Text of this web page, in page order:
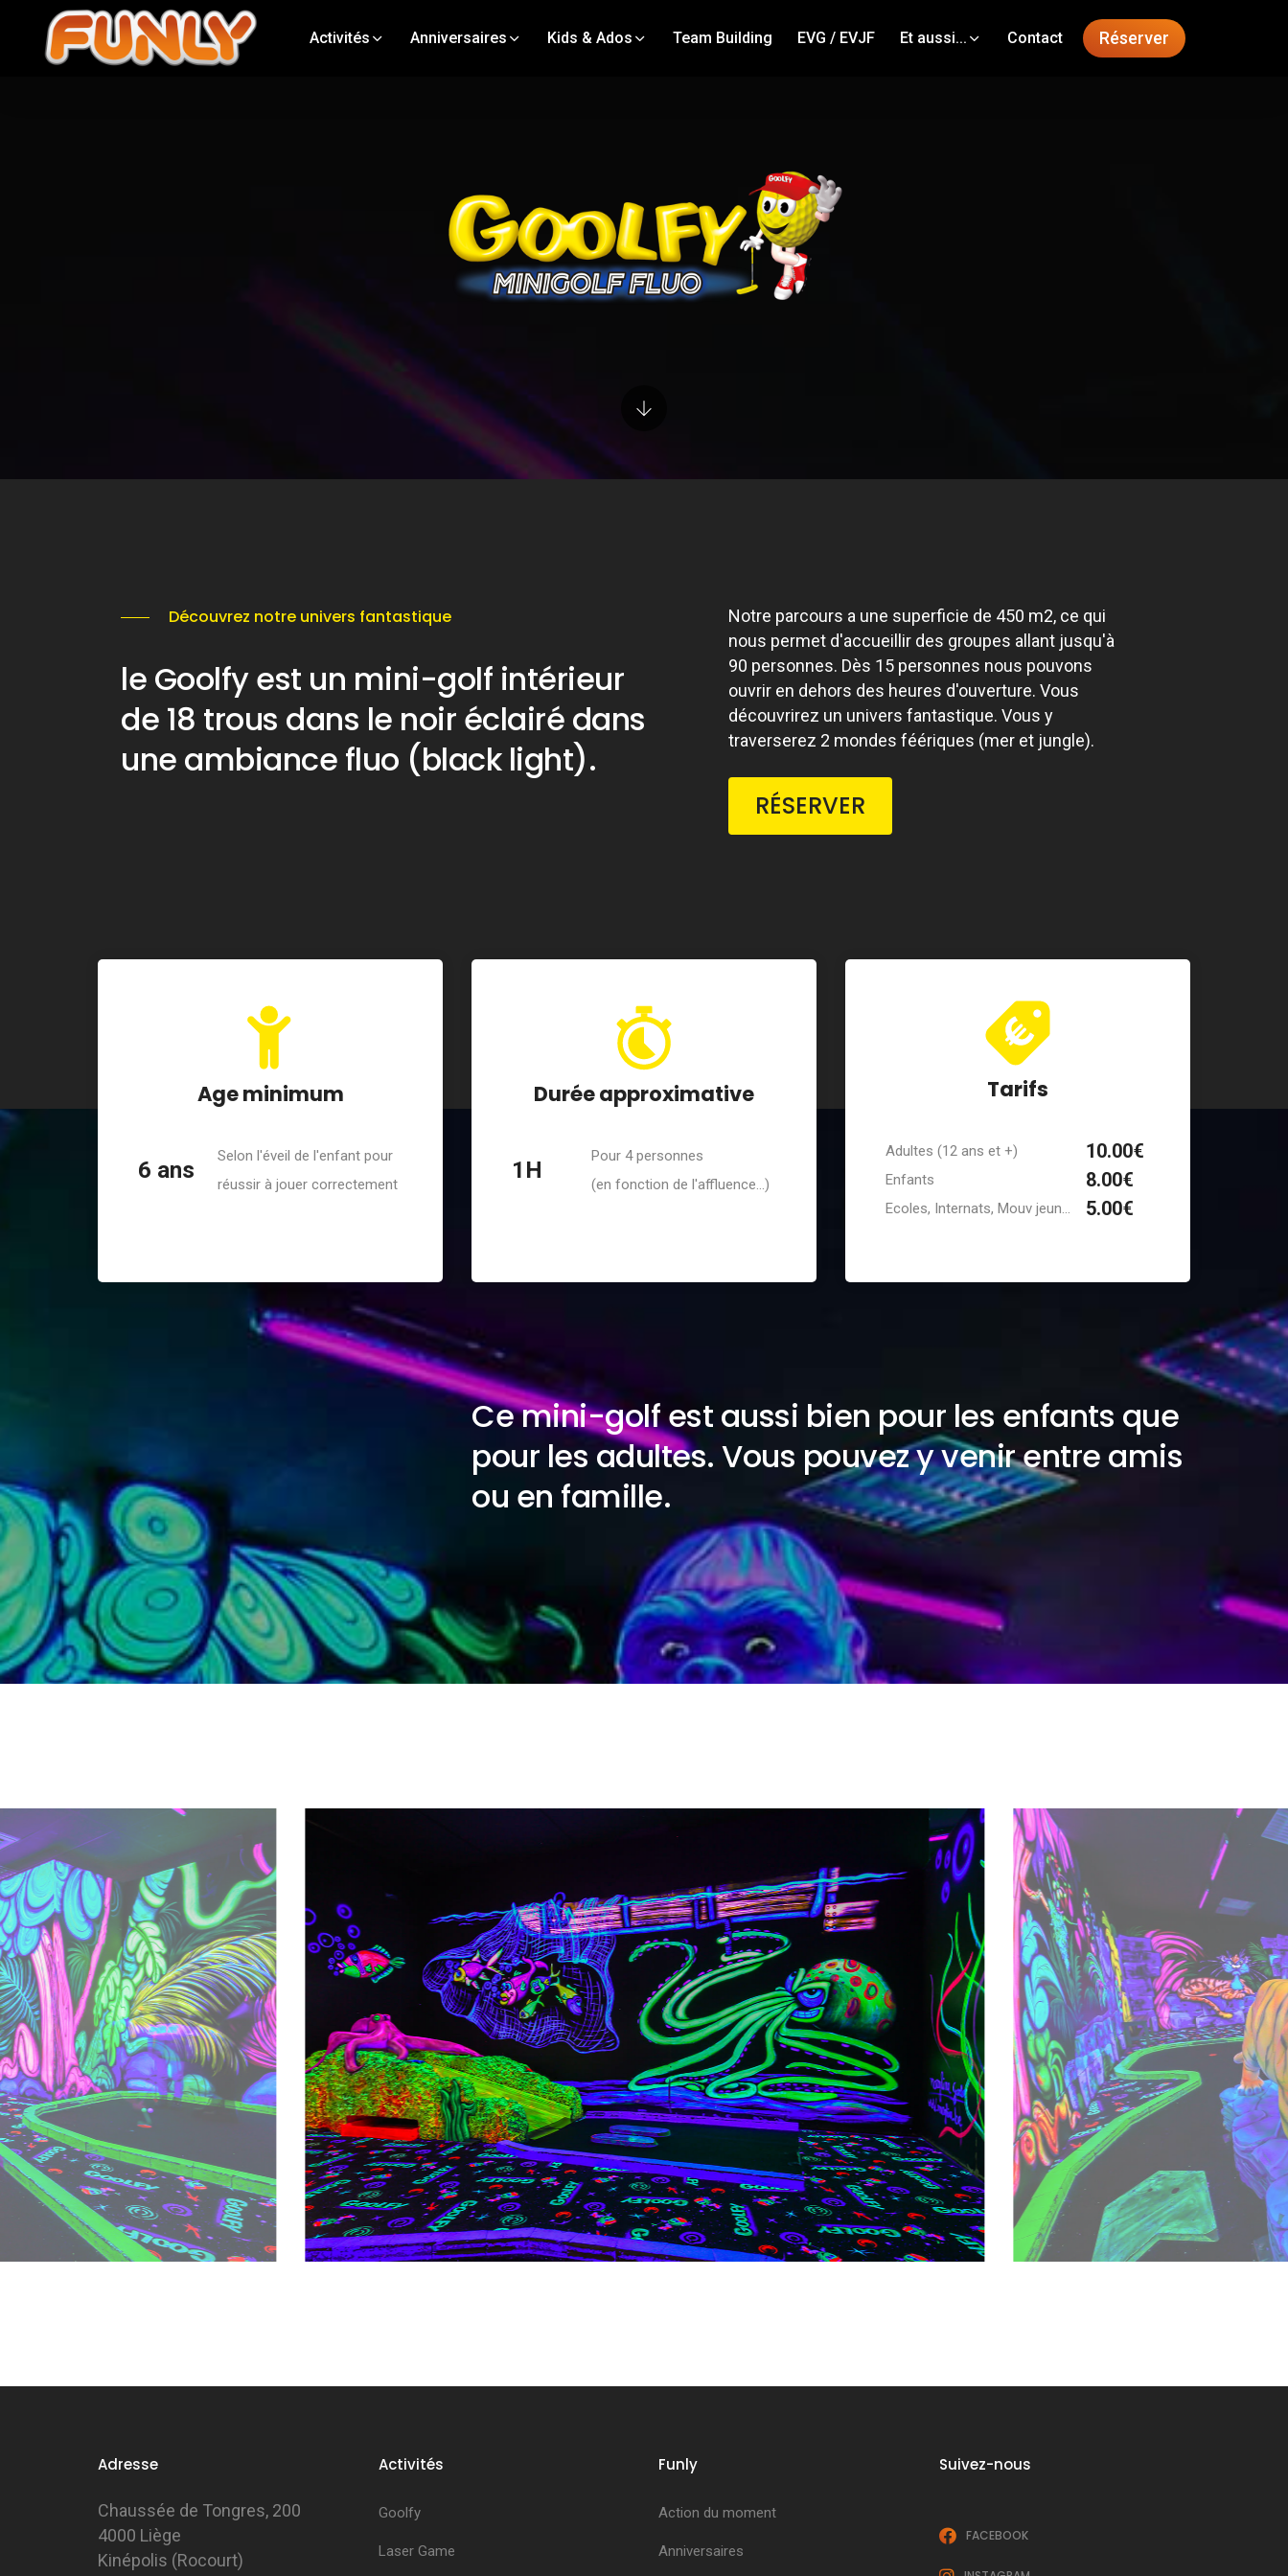
Activités Anniversaires Kids & Ados Team Building EVG / EVJF Et aussi... Contact Réserver
Découvrez notre univers fantastique
le Goolfy est un mini-golf intérieur
de 18 trous dans le noir éclairé dans
une ambiance fluo (black light).
Notre parcours a une superficie de 450 m2, ce qui
nous permet d'accueillir des groupes allant jusqu'à
90 personnes. Dès 15 personnes nous pouvons
ouvrir en dehors des heures d'ouverture. Vous
découvrirez un univers fantastique. Vous y
traverserez 2 mondes féériques (mer et jungle).
RÉSERVER
Age minimum
6 ans
Selon l'éveil de l'enfant pour
réussir à jouer correctement
Durée approximative
1H
Pour 4 personnes
(en fonction de l'affluence...)
Tarifs
Adultes (12 ans et +) 10.00€
Enfants 8.00€
Ecoles, Internats, Mouv jeun... 5.00€
Ce mini-golf est aussi bien pour les enfants que
pour les adultes. Vous pouvez y venir entre amis
ou en famille.
Adresse
Chaussée de Tongres, 200
4000 Liège
Kinépolis (Rocourt)
Activités
Goolfy
Laser Game
Funly
Action du moment
Anniversaires
Suivez-nous
FACEBOOK